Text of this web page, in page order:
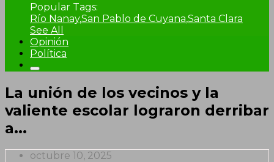
Popular Tags:
Río Nanay,San Pablo de Cuyana,Santa Clara
See All
Opinión
Política
La unión de los vecinos y la
valiente escolar lograron derribar
a...
octubre 10, 2025